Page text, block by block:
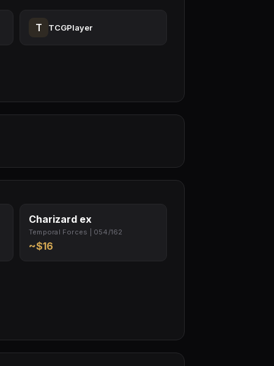
T TCGPlayer
Charizard ex
Temporal Forces | 054/162
~$16